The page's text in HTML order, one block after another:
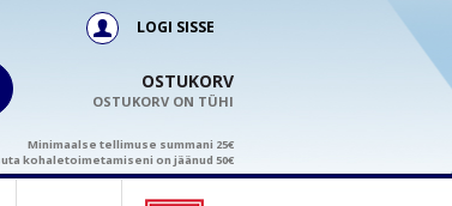
LOGI SISSE
OSTUKORV
OSTUKORV ON TÜHI
Minimaalse tellimuse summani 25€
kohaletoimetamiseni on jäänud 50€